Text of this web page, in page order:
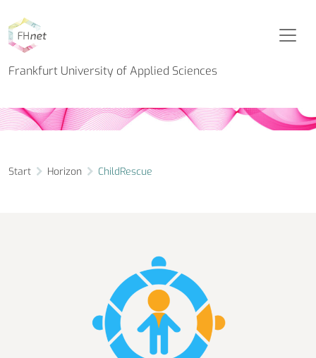
Horizon Projekt
ChildRescue
Frankfurt University of Applied Sciences
Start Horizon ChildRescue